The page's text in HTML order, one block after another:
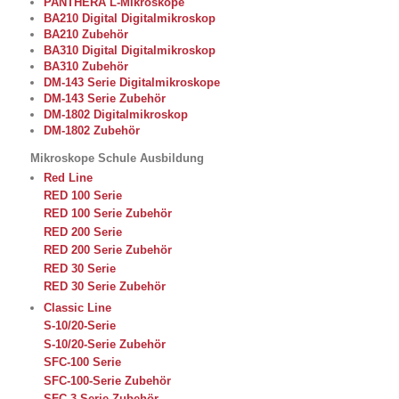
BA210 Digital Digitalmikroskop
BA210 Zubehör
BA310 Digital Digitalmikroskop
BA310 Zubehör
DM-143 Serie Digitalmikroskope
DM-143 Serie Zubehör
DM-1802 Digitalmikroskop
DM-1802 Zubehör
Mikroskope Schule Ausbildung
Red Line
RED 100 Serie
RED 100 Serie Zubehör
RED 200 Serie
RED 200 Serie Zubehör
RED 30 Serie
RED 30 Serie Zubehör
Classic Line
S-10/20-Serie
S-10/20-Serie Zubehör
SFC-100 Serie
SFC-100-Serie Zubehör